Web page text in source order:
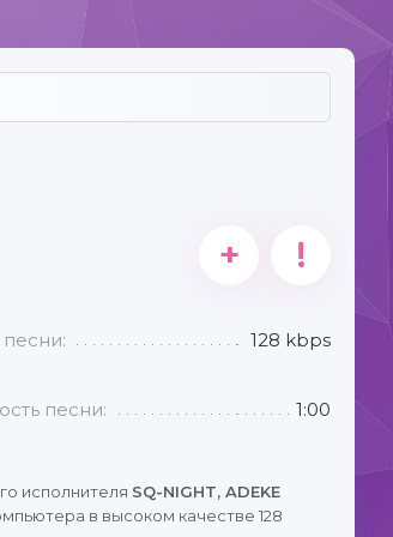
+ !
128 kbps
песни: 1:00
исполнителя SQ-NIGHT, ADEKE
в высоком качестве 128